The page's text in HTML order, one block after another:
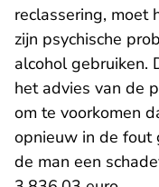
reclassering, moet
zijn psychische
alcohol gebruiken.
het advies van de
om te voorkomen
opnieuw in de fout
de man een